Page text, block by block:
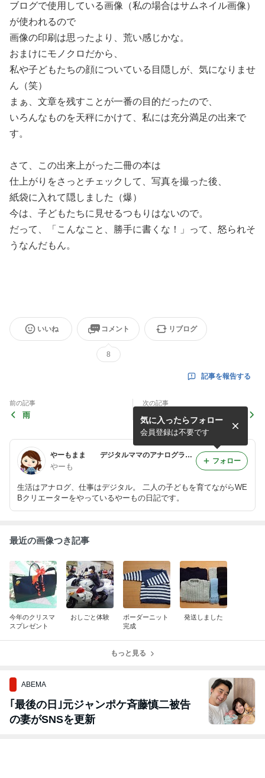
ブログで使用している画像（私の場合はサムネイル画像）
が使われるので
画像の印刷は思ったより、荒い感じかな。
おまけにモノクロだから、
私や子どもたちの顔についている目隠しが、気になりませ
ん（笑）
まぁ、文章を残すことが一番の目的だったので、
いろんなものを天秤にかけて、私には充分満足の出来で
す。
さて、この出来上がった二冊の本は
仕上がりをさっとチェックして、写真を撮った後、
紙袋に入れて隠しました（爆）
今は、子どもたちに見せるつもりはないので。
だって、「こんなこと、勝手に書くな！」って、怒られそ
うなんだもん。
いいね コメント
8
リブログ
記事を報告する
前の記事
雨
次の記事
びっくりのしらせ
やーもまま デジタルママのアナログライフ
やーも
生活はアナログ、仕事はデジタル。 二人の子どもを育てながらWE
Bクリエーターをやっているやーもの日記です。
気に入ったらフォロー
会員登録は不要です
フォロー
最近の画像つき記事
今年のクリスマ
スプレゼント
おしごと体験
ボーダーニット
完成
発送しました
もっと見る
ABEMA
｢最後の日｣元ジャンポケ斉藤慎二被告
の妻がSNSを更新